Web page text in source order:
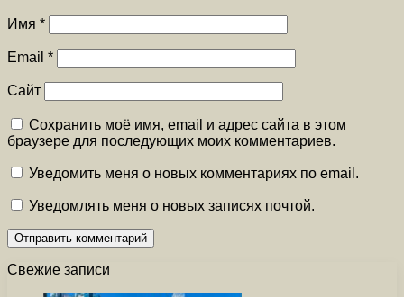
Имя *
Email *
Сайт
Сохранить моё имя, email и адрес сайта в этом
браузере для последующих моих комментариев.
Уведомить меня о новых комментариях по email.
Уведомлять меня о новых записях почтой.
Свежие записи